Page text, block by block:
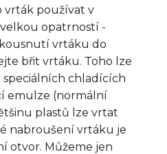
vrták používat v
opatrností -
vrtáku do
břit vrtáku. Toho lze
chladících
emulze (normální
plastů lze vrtat
nabroušení vrtáku je
otvor. Můžeme jen